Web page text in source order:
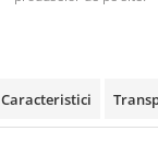
Caracteristici